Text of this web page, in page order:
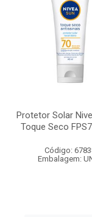
Protetor Solar
Toque Seco
Código:
Embalagem: